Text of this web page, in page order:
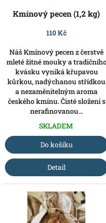
Kmínový pecen (1,2 kg)
110 Kč
Náš Kmínový pecen z čerstvě
mleté žitné mouky a
kvásku vyniká křupavou
kůrkou, nadýchanou střídkou
a nezaměnitelným aroma
českého kmínu. Čisté složení s
nerafinovanou...
SKLADEM
Do košíku
Detail